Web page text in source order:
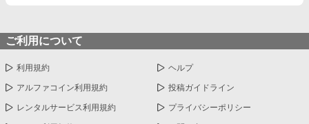
ご利用について
利用規約 ヘルプ
アルファコイン利用規約 投稿ガイドライン
レンタルサービス利用規約 プライバシーポリシー